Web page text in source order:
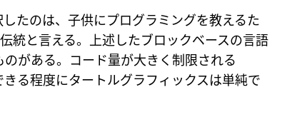
たのは、子供にプログラミングを教えるた
統と言える。上述したブロックベースの言語
がある。コード量が大きく制限される
る程度にタートルグラフィックスは単純で